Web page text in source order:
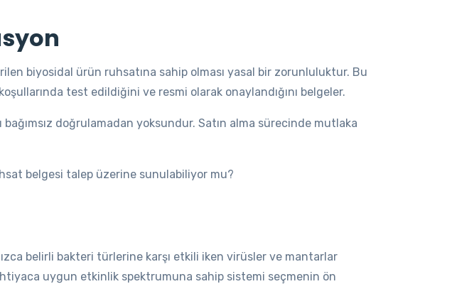
biyosidal ürün ruhsatına sahip olması yasal bir zorunluluktur. Bu
test edildiğini ve resmi olarak onaylandığını belgeler.
doğrulamadan yoksundur. Satın alma sürecinde mutlaka
belgesi talep üzerine sunulabiliyor mu?
belirli bakteri türlerine karşı etkili iken virüsler ve mantarlar
ihtiyaca uygun etkinlik spektrumuna sahip sistemi seçmenin ön